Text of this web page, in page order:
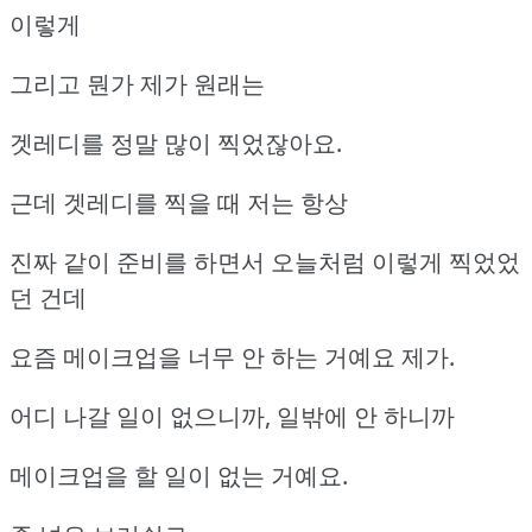
이렇게
그리고 뭔가 제가 원래는
겟레디를 정말 많이 찍었잖아요.
근데 겟레디를 찍을 때 저는 항상
진짜 같이 준비를 하면서 오늘처럼 이렇게 찍었었
던 건데
요즘 메이크업을 너무 안 하는 거예요 제가.
어디 나갈 일이 없으니까, 일밖에 안 하니까
메이크업을 할 일이 없는 거예요.